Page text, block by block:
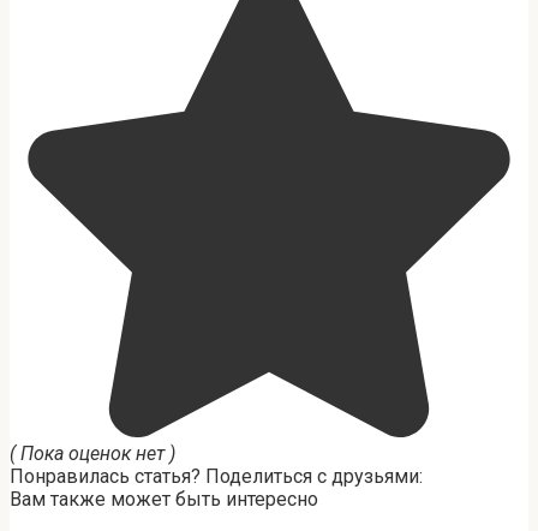
( Пока оценок нет )
Понравилась статья? Поделиться с друзьями:
Вам также может быть интересно